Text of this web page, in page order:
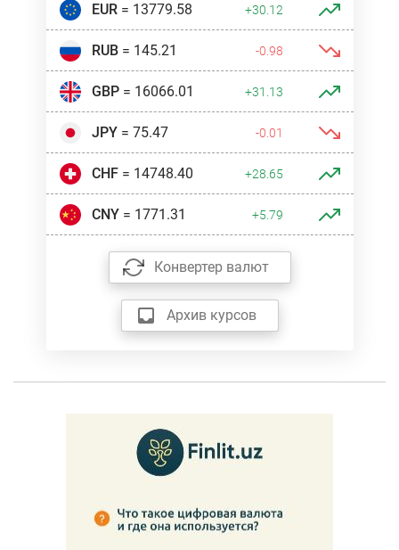
EUR= 13779.58 +30.12
RUB= 145.21 -0.98
GBP= 16066.01 +31.13
JPY= 75.47 -0.01
CHF= 14748.40 +28.65
CNY= 1771.31 +5.79
Конвертер валют
Архив курсов